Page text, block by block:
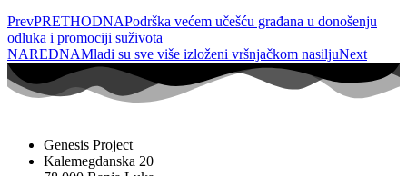
PrevPRETHODNAPodrška većem učešću građana u donošenju
odluka i promociji suživota
NAREDNAMladi su sve više izloženi vršnjačkom nasiljuNext
Genesis Project
Kalemegdanska 20